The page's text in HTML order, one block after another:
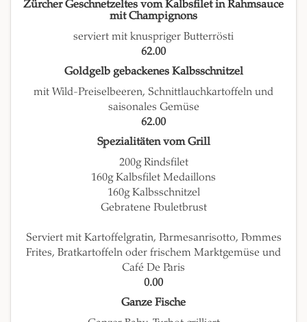
Zürcher Geschnetzeltes vom Kalbsfilet in Rahmsauce
mit Champignons
serviert mit knuspriger Butterrösti
62.00
Goldgelb gebackenes Kalbsschnitzel
mit Wild-Preiselbeeren, Schnittlauchkartoffeln und
saisonales Gemüse
62.00
Spezialitäten vom Grill
200g Rindsfilet
160g Kalbsfilet Medaillons
160g Kalbsschnitzel
Gebratene Pouletbrust
Serviert mit Kartoffelgratin, Parmesanrisotto, Pommes
Frites, Bratkartoffeln oder frischem Marktgemüse und
Café De Paris
0.00
Ganze Fische